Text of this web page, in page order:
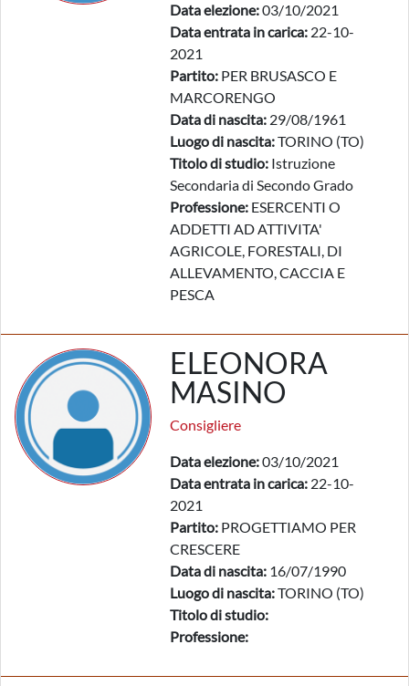
Data elezione:03/10/2021
Data entrata in carica: 22-10-
2021
Partito: PER BRUSASCO E
MARCORENGO
Data di nascita: 29/08/1961
Luogo di nascita:TORINO (TO)
Titolo di studio: Istruzione
Secondaria di Secondo Grado
Professione: ESERCENTI O
ADDETTI AD ATTIVITA'
AGRICOLE, FORESTALI, DI
ALLEVAMENTO, CACCIA E
PESCA
ELEONORA
MASINO
Consigliere
Data elezione:03/10/2021
Data entrata in carica: 22-10-
2021
Partito: PROGETTIAMO PER
CRESCERE
Data di nascita: 16/07/1990
Luogo di nascita:TORINO (TO)
Titolo di studio:
Professione: